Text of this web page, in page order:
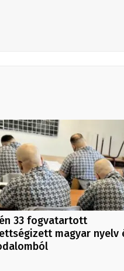
33 fogvatartott
magyar nyelv